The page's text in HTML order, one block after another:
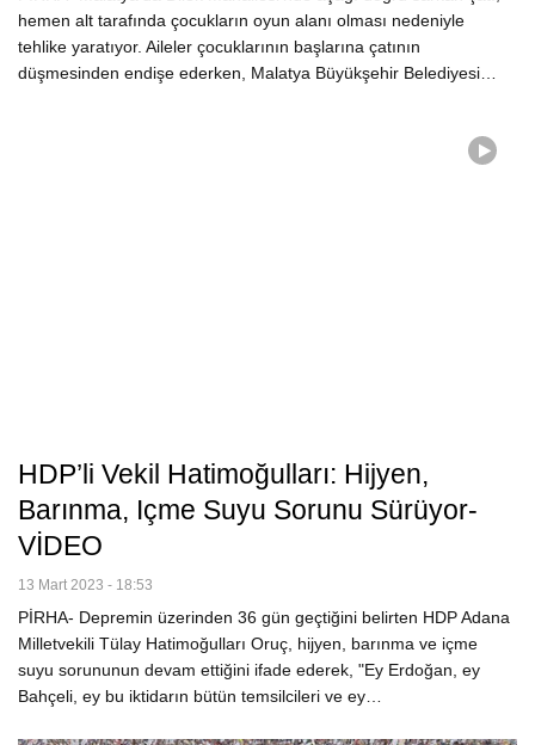
hemen alt tarafında çocukların oyun alanı olması nedeniyle
tehlike yaratıyor. Aileler çocuklarının başlarına çatının
düşmesinden endişe ederken, Malatya Büyükşehir Belediyesi…
HDP’li Vekil Hatimoğulları: Hijyen,
Barınma, Içme Suyu Sorunu Sürüyor-
VİDEO
13 Mart 2023 - 18:53
PİRHA- Depremin üzerinden 36 gün geçtiğini belirten HDP Adana
Milletvekili Tülay Hatimoğulları Oruç, hijyen, barınma ve içme
suyu sorununun devam ettiğini ifade ederek, "Ey Erdoğan, ey
Bahçeli, ey bu iktidarın bütün temsilcileri ve ey…